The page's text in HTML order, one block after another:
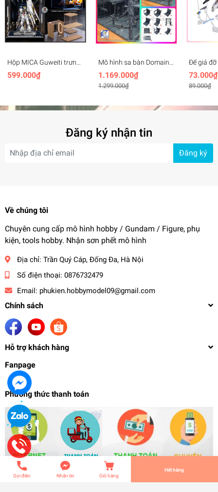
Hộp MICA Guweiti trưng
bày mô hình với led trần
có cửa mở - display box
599.000₫
Mô hình sa bàn Domain
Base CG Set 10 bộ
gundam Hangar
1.169.000₫
1.299.000₫
Đế giá đỡ
stand
aerial 1/
73.000₫
89.000₫
Đăng ký nhận tin
Đăng ký
Về chúng tôi
Chuyên cung cấp mô hình hobby / Gundam / Figure, phụ
kiện, tools hobby. Nhận sơn phết mô hình
Địa chỉ: Trần Quý Cáp, Đống Đa, Hà Nội
Số điện thoại: 0876732479
Email: phukien.hobbymodel09@gmail.com
Chính sách
Hỗ trợ khách hàng
Fanpage
Phương thức thanh toánHộp box mica bầy mô hình figure gundam - LED
1.020.000₫
undefined
Tiến Hành Thanh Toán
Gọi điện Nhắn tin Giỏ hàng
Hết hàng